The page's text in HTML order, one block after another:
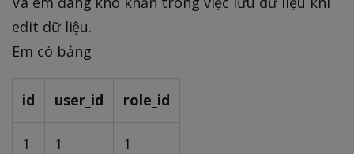
edit dữ liệu.
Em có bảng
id user_id role_id
1 1 1